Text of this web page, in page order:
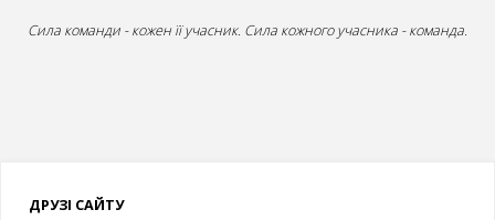
інших
Сила команди - кожен її учасник. Сила кожного учасника - команда.
ДРУЗІ САЙТУ